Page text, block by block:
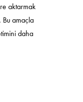
aktarmak
Bu amaçla
daha